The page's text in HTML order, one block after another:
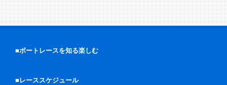
■ボートレースを知る楽しむ
■レーススケジュール